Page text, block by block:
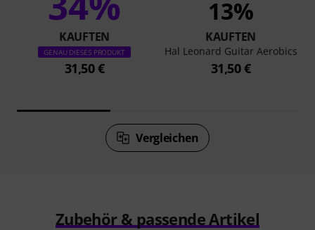
KAUFTEN
GENAU DIESES PRODUKT
31,50 €
13%
KAUFTEN
Hal Leonard Guitar Aerobics
31,50 €
Vergleichen
Zubehör & passende Artikel